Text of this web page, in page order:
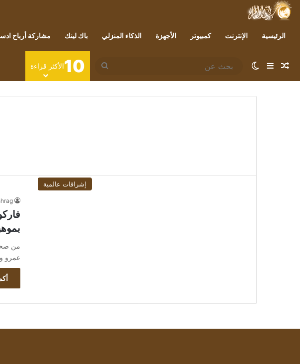
الرئيسية الإنترنت كمبيوتر الأجهزة الذكاء المنزلي باك لينك مشاركة أرباح
مقال عشوائي
إضافة عمود جانبي
الوضع المظلم
بحث
عن
10الأكثر قراءة
إشراقات عالمية
عمرو